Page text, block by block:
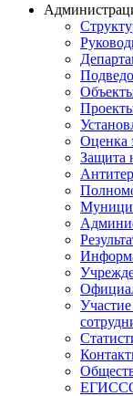
Оценка
Защита